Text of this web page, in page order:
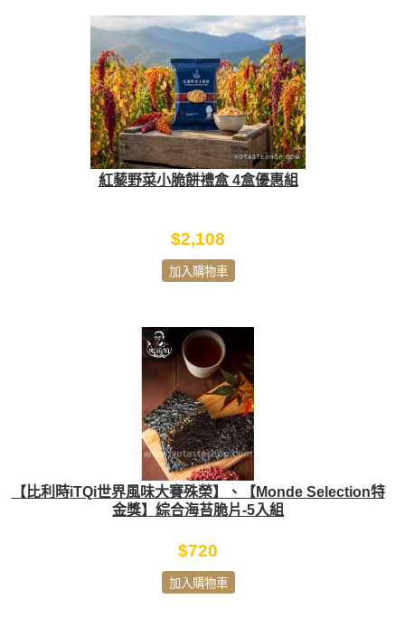
紅藜野菜小脆餅禮盒 4盒優惠組
$2,108
加入購物車
【比利時iTQi世界風味大賽殊榮】、【Monde Selection特
金獎】綜合海苔脆片-5入組
$720
加入購物車